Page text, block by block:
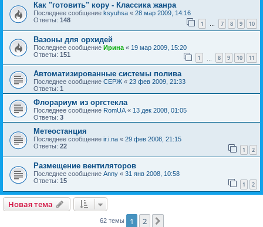
Как "готовить" кору - Классика жанра
Последнее сообщение ksyuhsa « 28 мар 2009, 14:16
Ответы: 148 1 … 7 8 9 10
Вазоны для орхидей
Последнее сообщение Ирина « 19 мар 2009, 15:20
Ответы: 151 1 8 9 10 11
Автоматизированные системы полива
Последнее сообщение СЕРЖ « 23 фев 2009, 21:33
Ответы: 1
Флорариум из оргстекла
Последнее сообщение RomUA « 13 дек 2008, 01:05
Ответы: 3
Метеостанция
Последнее сообщение ir.i.na « 29 фев 2008, 21:15
Ответы: 22 1 2
Размещение вентиляторов
Последнее сообщение Anny « 31 янв 2008, 10:58
Ответы: 15 1 2
Новая тема
62 темы 1 2